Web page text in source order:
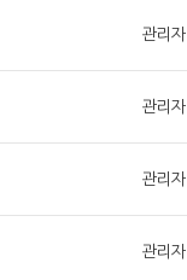
관리자
관리자
관리자
관리자